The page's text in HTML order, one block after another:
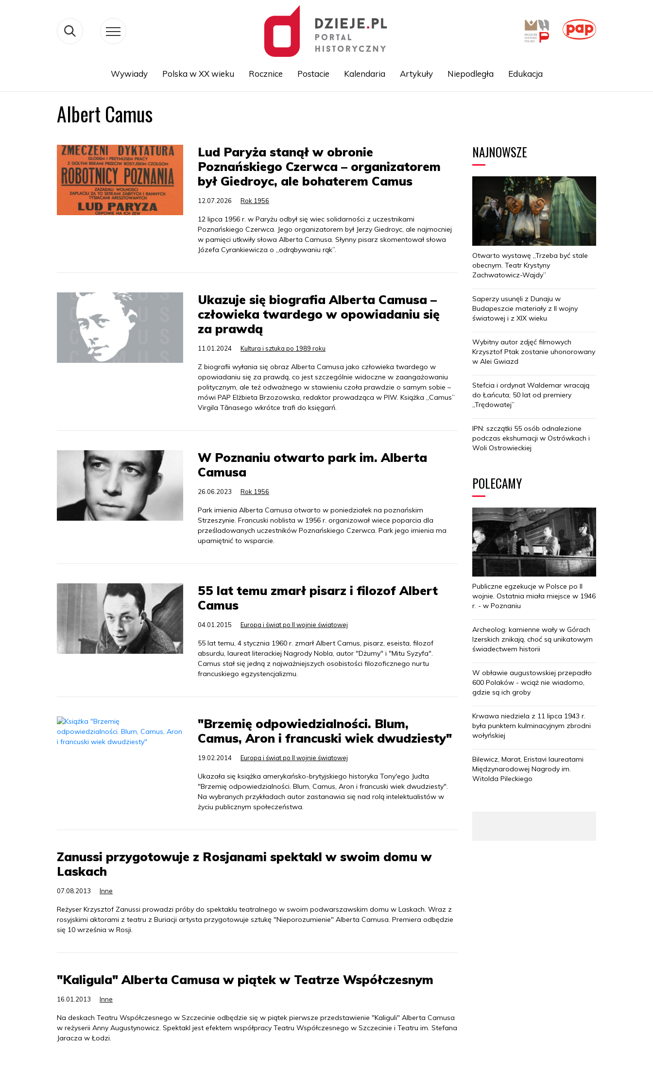
Wywiady Polska w XX wieku Rocznice Postacie Kalendaria Artykuły Niepodległa Edukacja
Albert Camus
Lud Paryża stanął w obronie
Poznańskiego Czerwca – organizatorem
był Giedroyc, ale bohaterem Camus
12.07.2026 Rok 1956
12 lipca 1956 r. w Paryżu odbył się wiec solidarności z uczestnikami
Poznańskiego Czerwca. Jego organizatorem był Jerzy Giedroyc, ale najmocniej
w pamięci utkwiły słowa Alberta Camusa. Słynny pisarz skomentował słowa
Józefa Cyrankiewicza o „odrąbywaniu rąk”.
Ukazuje się biografia Alberta Camusa –
człowieka twardego w opowiadaniu się
za prawdą
11.01.2024 Kultura i sztuka po 1989 roku
Z biografii wyłania się obraz Alberta Camusa jako człowieka twardego w
opowiadaniu się za prawdą, co jest szczególnie widoczne w zaangażowaniu
politycznym, ale też odważnego w stawieniu czoła prawdzie o samym sobie –
mówi PAP Elżbieta Brzozowska, redaktor prowadząca w PIW. Książka „Camus”
Virgila Tănasego wkrótce trafi do księgarń.
W Poznaniu otwarto park im. Alberta
Camusa
26.06.2023 Rok 1956
Park imienia Alberta Camusa otwarto w poniedziałek na poznańskim
Strzeszynie. Francuski noblista w 1956 r. organizował wiece poparcia dla
prześladowanych uczestników Poznańskiego Czerwca. Park jego imienia ma
upamiętnić to wsparcie.
55 lat temu zmarł pisarz i filozof Albert
Camus
04.01.2015 Europa i świat po II wojnie światowej
55 lat temu, 4 stycznia 1960 r. zmarł Albert Camus, pisarz, eseista, filozof
absurdu, laureat literackiej Nagrody Nobla, autor "Dżumy" i "Mitu Syzyfa".
Camus stał się jedną z najważniejszych osobistości filozoficznego nurtu
francuskiego egzystencjalizmu.
"Brzemię odpowiedzialności. Blum,
Camus, Aron i francuski wiek dwudziesty"
19.02.2014 Europa i świat po II wojnie światowej
Ukazała się książka amerykańsko-brytyjskiego historyka Tony'ego Judta
"Brzemię odpowiedzialności. Blum, Camus, Aron i francuski wiek dwudziesty".
Na wybranych przykładach autor zastanawia się nad rolą intelektualistów w
życiu publicznym społeczeństwa.
Zanussi przygotowuje z Rosjanami spektakl w swoim domu w
Laskach
07.08.2013 Inne
Reżyser Krzysztof Zanussi prowadzi próby do spektaklu teatralnego w swoim podwarszawskim domu w Laskach. Wraz z
rosyjskimi aktorami z teatru z Buriacji artysta przygotowuje sztukę "Nieporozumienie" Alberta Camusa. Premiera odbędzie
się 10 września w Rosji.
"Kaligula" Alberta Camusa w piątek w Teatrze Współczesnym
16.01.2013 Inne
Na deskach Teatru Współczesnego w Szczecinie odbędzie się w piątek pierwsze przedstawienie "Kaliguli" Alberta Camusa
w reżyserii Anny Augustynowicz. Spektakl jest efektem współpracy Teatru Współczesnego w Szczecinie i Teatru im. Stefana
Jaracza w Łodzi.
NAJNOWSZE
Otwarto wystawę „Trzeba być stale
obecnym. Teatr Krystyny
Zachwatowicz-Wajdy”
Saperzy usunęli z Dunaju w
Budapeszcie materiały z II wojny
światowej i z XIX wieku
Wybitny autor zdjęć filmowych
Krzysztof Ptak zostanie uhonorowany
w Alei Gwiazd
Stefcia i ordynat Waldemar wracają
do Łańcuta; 50 lat od premiery
„Trędowatej”
IPN: szczątki 55 osób odnalezione
podczas ekshumacji w Ostrówkach i
Woli Ostrowieckiej
POLECAMY
Publiczne egzekucje w Polsce po II
wojnie. Ostatnia miała miejsce w 1946
r. - w Poznaniu
Archeolog: kamienne wały w Górach
Izerskich znikają, choć są unikatowym
świadectwem historii
W obławie augustowskiej przepadło
600 Polaków - wciąż nie wiadomo,
gdzie są ich groby
Krwawa niedziela z 11 lipca 1943 r.
była punktem kulminacyjnym zbrodni
wołyńskiej
Bilewicz, Marat, Eristavi laureatami
Międzynarodowej Nagrody im.
Witolda Pileckiego